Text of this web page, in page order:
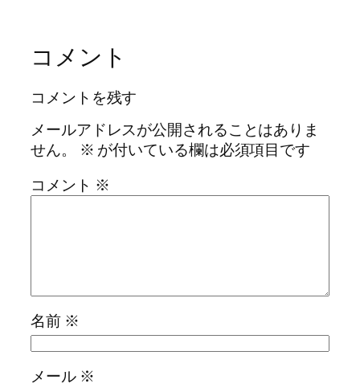
コメント
コメントを残す
メールアドレスが公開されることはありま
せん。
※ が付いている欄は必須項目です
コメント ※
名前 ※
メール ※